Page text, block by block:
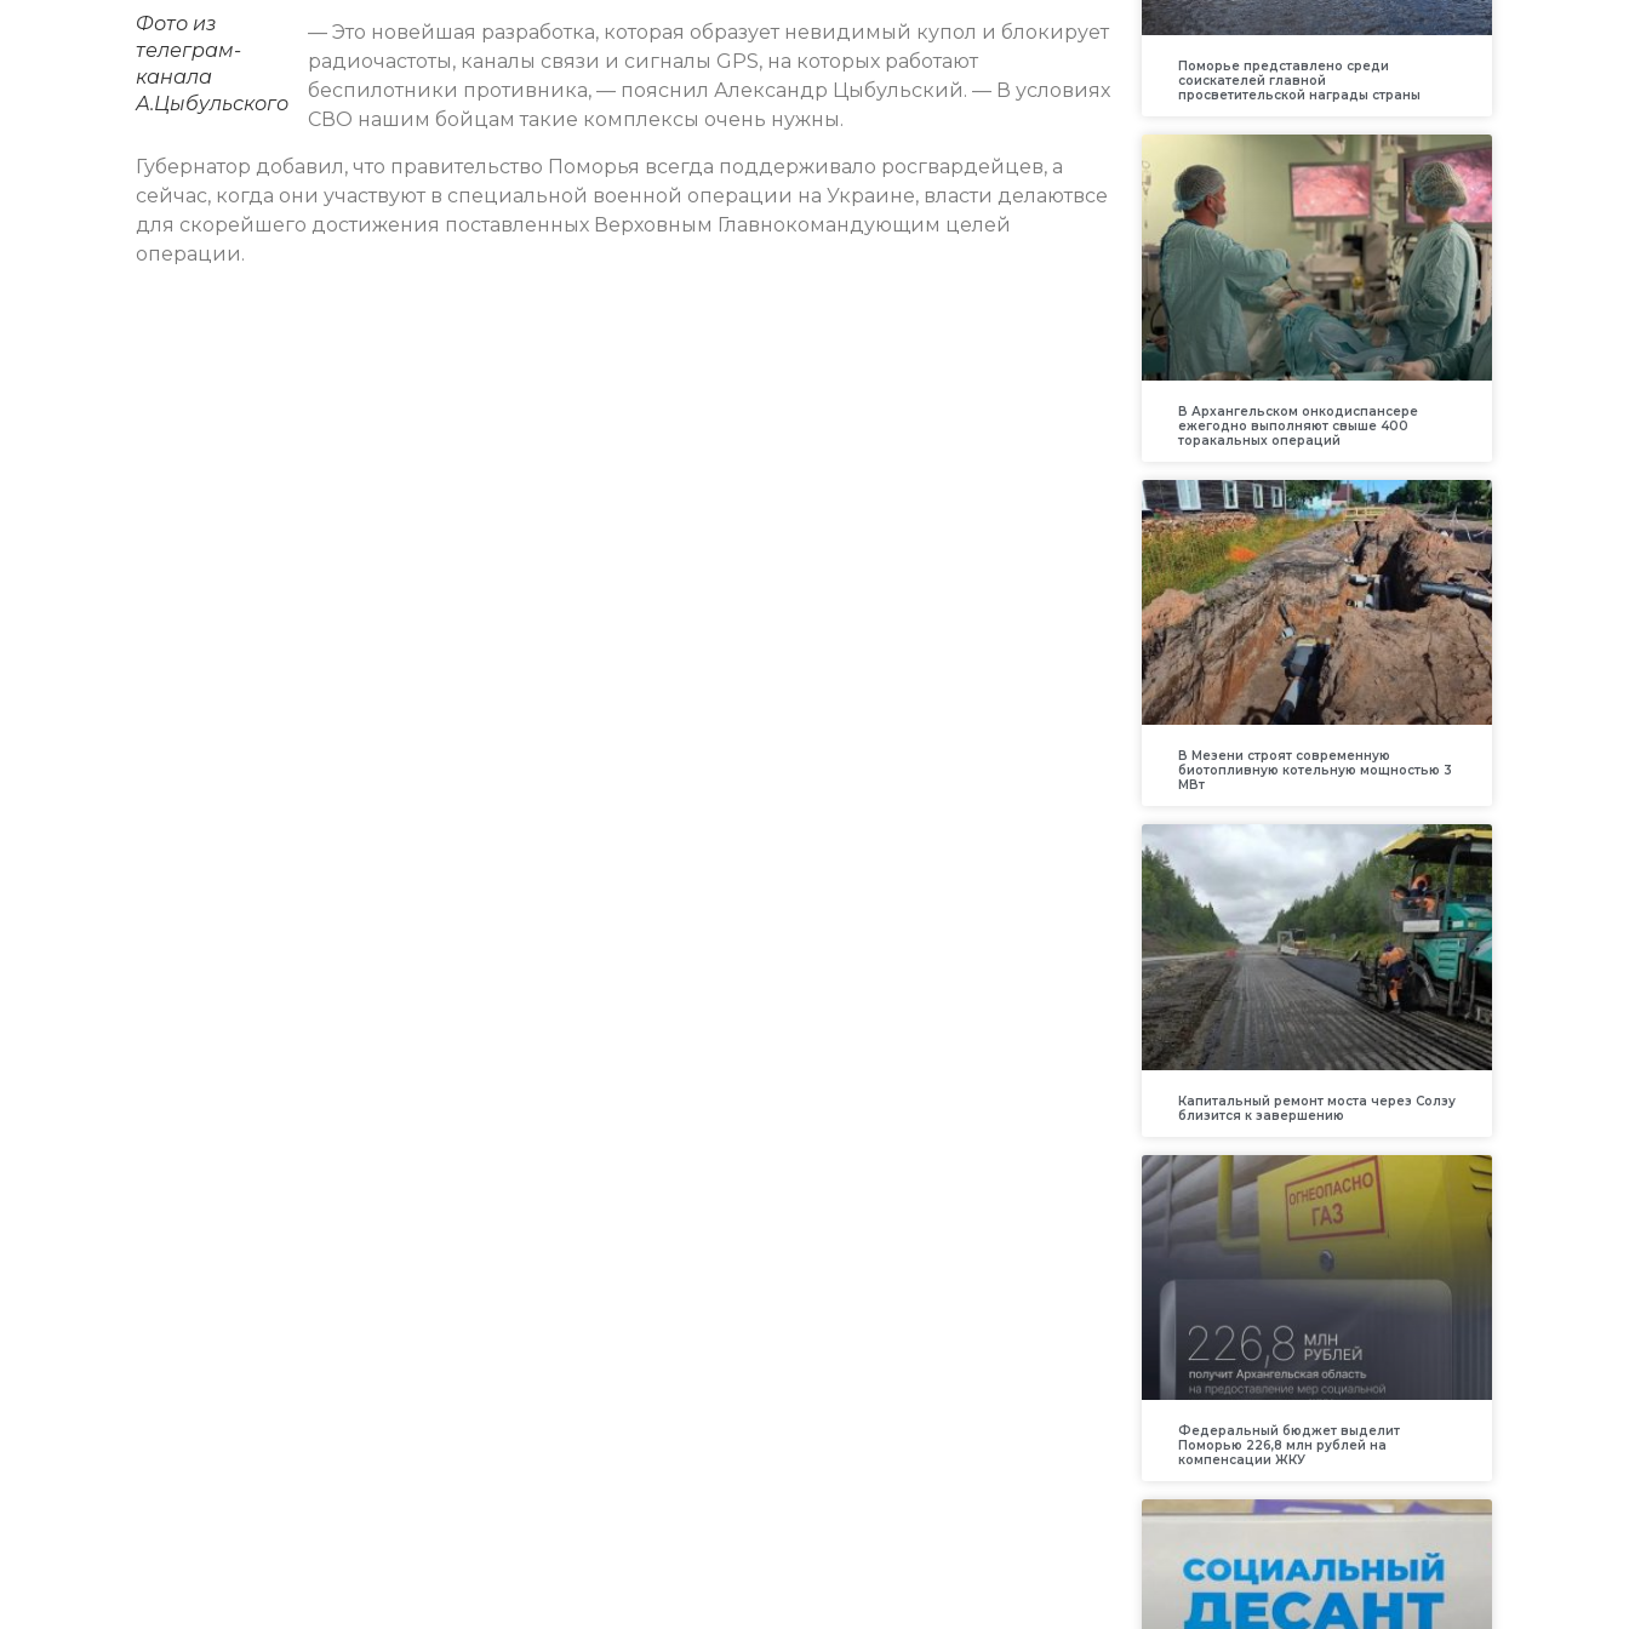
Фото из
телеграм-
канала
А.Цыбульского
— Это новейшая разработка, которая образует невидимый купол и блокирует
радиочастоты, каналы связи и сигналы GPS, на которых работают
беспилотники противника, — пояснил Александр Цыбульский. — В условиях
СВО нашим бойцам такие комплексы очень нужны.
Губернатор добавил, что правительство Поморья всегда поддерживало росгвардейцев, а
сейчас, когда они участвуют в специальной военной операции на Украине, власти делаютвсе
для скорейшего достижения поставленных Верховным Главнокомандующим целей
операции.
Поморье представлено среди
соискателей главной
просветительской награды страны
В Архангельском онкодиспансере
ежегодно выполняют свыше 400
торакальных операций
В Мезени строят современную
биотопливную котельную мощностью 3
МВт
Капитальный ремонт моста через Солзу
близится к завершению
Федеральный бюджет выделит
Поморью 226,8 млн рублей на
компенсации ЖКУ